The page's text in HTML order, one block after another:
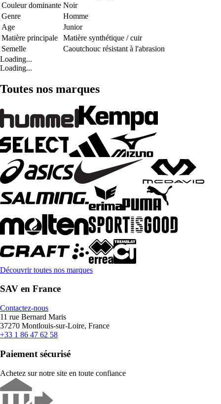
Couleur dominante Noir
Genre
Homme
Age
Junior
Matière principale
Matière synthétique / cuir
Semelle
Caoutchouc résistant à l'abrasion
Loading...
Loading...
Toutes nos marques
Découvrir toutes nos marques
SAV en France
Contactez-nous
11 rue Bernard Maris
37270 Montlouis-sur-Loire, France
+33 1 86 47 62 58
Paiement sécurisé
Achetez sur notre site en toute confiance